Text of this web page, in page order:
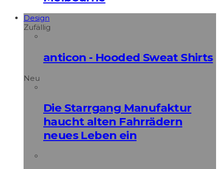
Design
Zufällig
anticon - Hooded Sweat Shirts
Neu
Die Starrgang Manufaktur
haucht alten Fahrrädern
neues Leben ein